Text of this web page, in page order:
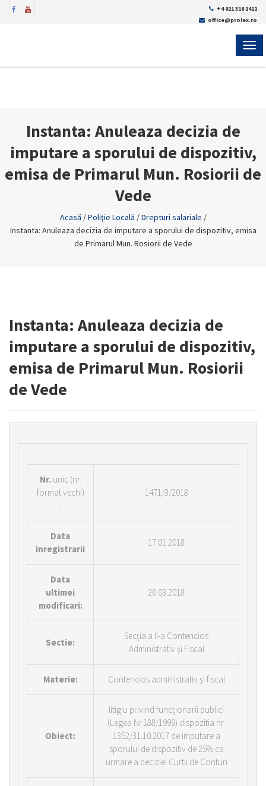
+4 021 316 1412
office@prolex.ro
Instanta: Anuleaza decizia de
imputare a sporului de dispozitiv,
emisa de Primarul Mun. Rosiorii de
Vede
Acasă /Poliţie Locală /Drepturi salariale /
Instanta: Anuleaza decizia de imputare a sporului de dispozitiv, emisa
de Primarul Mun. Rosiorii de Vede
Instanta: Anuleaza decizia de
imputare a sporului de dispozitiv,
emisa de Primarul Mun. Rosiorii
de Vede
Nr. unic (nr.
format vechi)
:
1471/3/2018
Data
inregistrarii
17.01.2018
Data
ultimei
modificari:
26.03.2018
Sectie:
Secţia a II-a Contencios
Administrativ şi Fiscal
Materie: Contencios administrativ şi fiscal
Obiect:
litigiu privind funcţionarii publici
(Legea Nr.188/1999) dispozitia nr.
1352/31.10.2017 de imputare a
sporului de dispozitiv de 25% ca
urmare a deciziei Curtii de Conturi